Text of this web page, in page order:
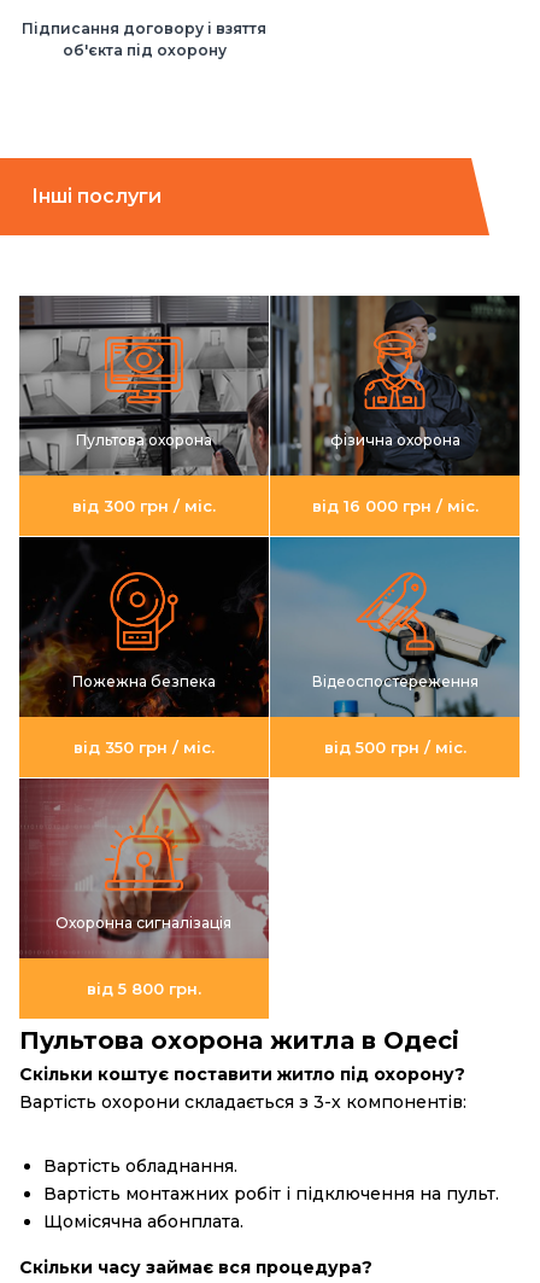
Підписання договору і взяття
об'єкта під охорону
Інші послуги
Пультова охорона
від 300 грн / міс.
фізична охорона
від 16 000 грн / міс.
Пожежна безпека
від 350 грн / міс.
Відеоспостереження
від 500 грн / міс.
Охоронна сигналізація
від 5 800 грн.
Пультова охорона житла в Одесі
Скільки коштує поставити житло під охорону?
Вартість охорони складається з 3-х компонентів:
Вартість обладнання.
Вартість монтажних робіт і підключення на пульт.
Щомісячна абонплата.
Скільки часу займає вся процедура?